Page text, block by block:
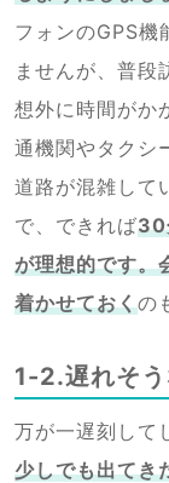
フォンのGPS機
ませんが、普段
想外に時間がか
通機関やタクシ
道路が混雑して
で、できれば30
が理想的です。
着かせておくの
1-2.遅れそ
万が一遅刻して
少しでも出てき